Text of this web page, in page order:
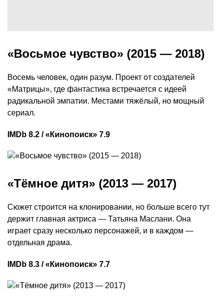
«Восьмое чувство» (2015 — 2018)
Восемь человек, один разум. Проект от создателей
«Матрицы», где фантастика встречается с идеей
радикальной эмпатии. Местами тяжёлый, но мощный
сериал.
IMDb 8.2 / «Кинопоиск» 7.9
«Тёмное дитя» (2013 — 2017)
Сюжет строится на клонировании, но больше всего тут
держит главная актриса — Татьяна Маслани. Она
играет сразу несколько персонажей, и в каждом —
отдельная драма.
IMDb 8.3 / «Кинопоиск» 7.7